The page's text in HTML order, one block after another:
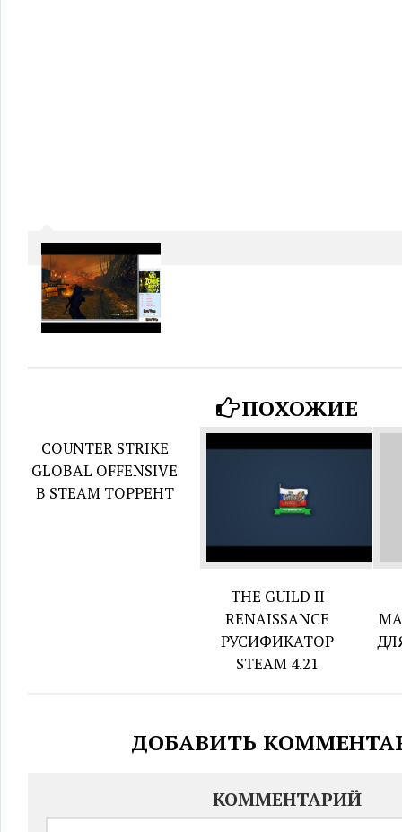
ПОХОЖИЕ
COUNTER STRIKE
GLOBAL OFFENSIVE
В STEAM ТОРРЕНТ
THE GUILD II
RENAISSANCE
РУСИФИКАТОР
STEAM 4.21
ДОБАВИТЬ
КОММЕНТАРИЙ